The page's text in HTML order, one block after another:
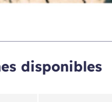
disponibles